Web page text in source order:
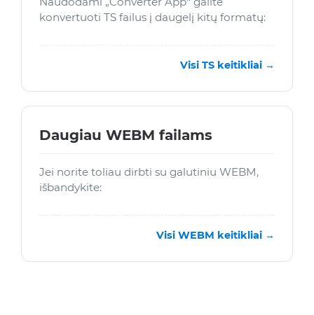
konvertuoti TS failus į daugelį kitų formatų:
Visi TS keitikliai →
Daugiau WEBM failams
Jei norite toliau dirbti su galutiniu WEBM,
išbandykite:
Visi WEBM keitikliai →